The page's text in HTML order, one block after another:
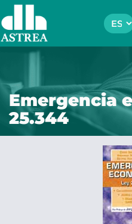
Emergencia
25.344